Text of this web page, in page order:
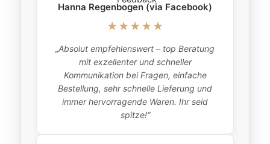
Hanna Regenbogen (via Facebook)
★★★★★
„Absolut empfehlenswert – top Beratung
mit exzellenter und schneller
Kommunikation bei Fragen, einfache
Bestellung, sehr schnelle Lieferung und
immer hervorragende Waren. Ihr seid
spitze!“